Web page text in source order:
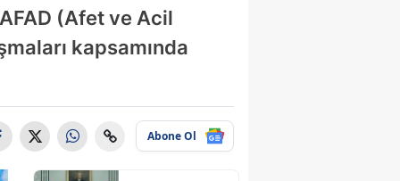
(Afet ve Acil
kapsamında
Abone Ol